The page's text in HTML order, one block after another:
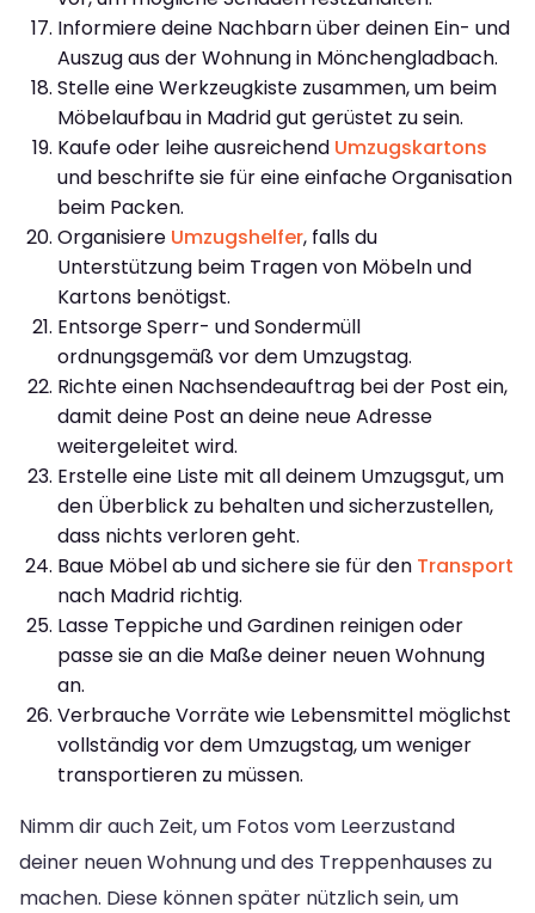
Informiere deine Nachbarn über deinen Ein- und
Auszug aus der Wohnung in Mönchengladbach.
Stelle eine Werkzeugkiste zusammen, um beim
Möbelaufbau in Madrid gut gerüstet zu sein.
Kaufe oder leihe ausreichend Umzugskartons
und beschrifte sie für eine einfache Organisation
beim Packen.
Organisiere Umzugshelfer, falls du
Unterstützung beim Tragen von Möbeln und
Kartons benötigst.
Entsorge Sperr- und Sondermüll
ordnungsgemäß vor dem Umzugstag.
Richte einen Nachsendeauftrag bei der Post ein,
damit deine Post an deine neue Adresse
weitergeleitet wird.
Erstelle eine Liste mit all deinem Umzugsgut, um
den Überblick zu behalten und sicherzustellen,
dass nichts verloren geht.
Baue Möbel ab und sichere sie für den Transport
nach Madrid richtig.
Lasse Teppiche und Gardinen reinigen oder
passe sie an die Maße deiner neuen Wohnung
an.
Verbrauche Vorräte wie Lebensmittel möglichst
vollständig vor dem Umzugstag, um weniger
transportieren zu müssen.
Nimm dir auch Zeit, um Fotos vom Leerzustand
deiner neuen Wohnung und des Treppenhauses zu
machen. Diese können später nützlich sein, um